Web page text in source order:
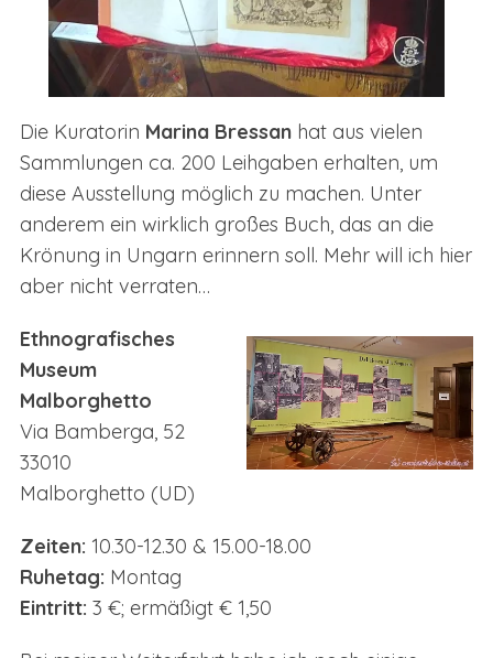
Die Kuratorin Marina Bressanhat aus vielen
Sammlungen ca. 200 Leihgaben erhalten, um
diese Ausstellung möglich zu machen. Unter
anderem ein wirklich großes Buch, das an die
Krönung in Ungarn erinnern soll. Mehr will ich hier
aber nicht verraten…
Ethnografisches
Museum
Malborghetto
Via Bamberga, 52
33010
Malborghetto (UD)
Zeiten: 10.30-12.30 & 15.00-18.00
Ruhetag: Montag
Eintritt: 3 €; ermäßigt € 1,50